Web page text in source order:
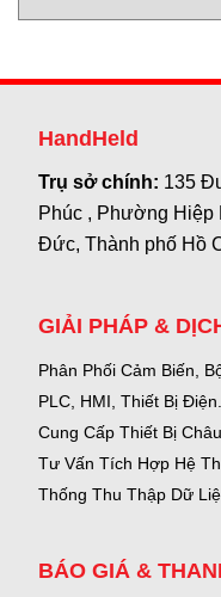
HandHeld
Trụ sở chính: 135
Phúc , Phường Hiệp
Đức, Thành phố Hồ
GIẢI PHÁP &
Phân Phối Cảm Biến,
PLC, HMI, Thiết Bị Điện.
Cung Cấp Thiết Bị
Tư Vấn Tích Hợp Hệ
Thống Thu Thập Dữ
BÁO GIÁ &